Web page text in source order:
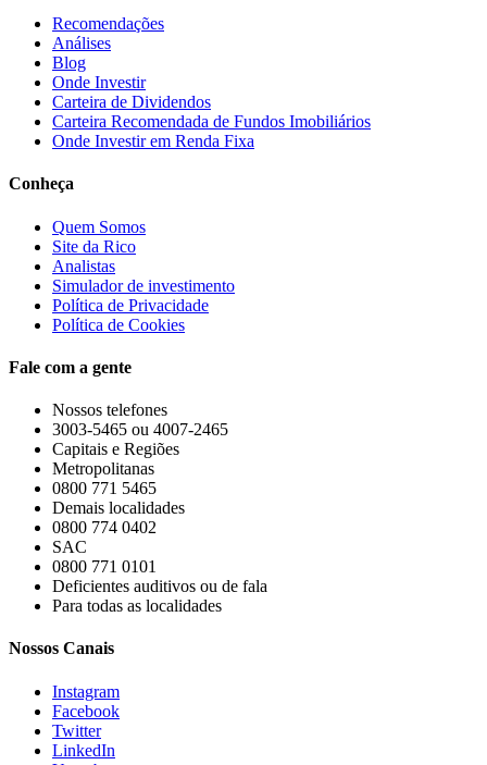
Recomendações
Análises
Blog
Onde Investir
Carteira de Dividendos
Carteira Recomendada de Fundos Imobiliários
Onde Investir em Renda Fixa
Conheça
Quem Somos
Site da Rico
Analistas
Simulador de investimento
Política de Privacidade
Política de Cookies
Fale com a gente
Nossos telefones
3003-5465 ou 4007-2465
Capitais e Regiões
Metropolitanas
0800 771 5465
Demais localidades
0800 774 0402
SAC
0800 771 0101
Deficientes auditivos ou de fala
Para todas as localidades
Nossos Canais
Instagram
Facebook
Twitter
LinkedIn